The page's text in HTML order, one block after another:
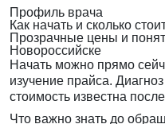
Профиль врача
Как начать и сколько
Прозрачные цены и
Новороссийске
Начать можно прямо
изучение прайса.
стоимость известна
Что важно знать до